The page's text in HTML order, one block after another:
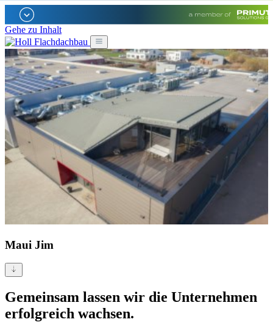
Gehe zu Inhalt
Maui Jim
Gemeinsam lassen wir die Unternehmen
erfolgreich wachsen.